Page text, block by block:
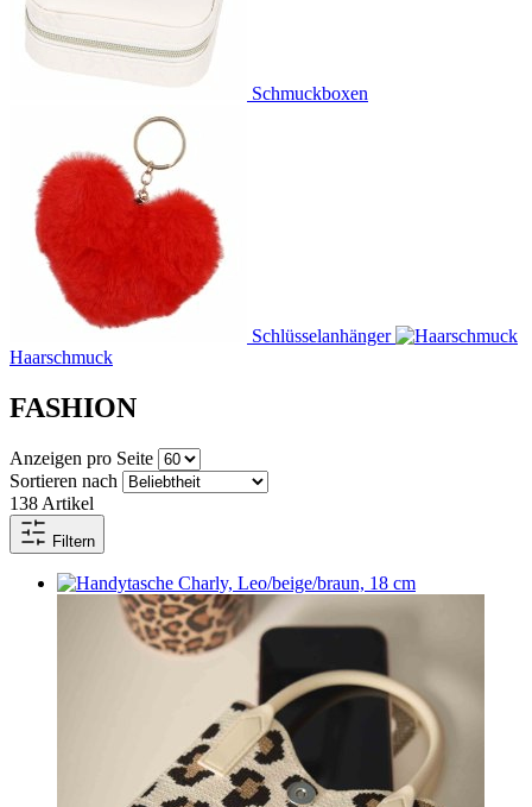
Schmuckboxen
Schlüsselanhänger
Haarschmuck
FASHION
Anzeigen pro Seite
Sortieren nach
138 Artikel
Filtern